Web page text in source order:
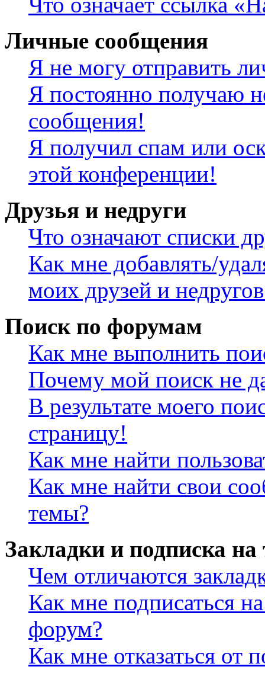
Личные сообщения
Я не могу отправить
Я постоянно получаю
сообщения!
Я получил спам или
этой конференции!
Друзья и недруги
Что означают списки
Как мне добавлять/
моих друзей и
Поиск по форумам
Как мне выполнить
Почему мой поиск не
В результате моего
страницу!
Как мне найти
Как мне найти свои
темы?
Закладки и подписка
Чем отличаются
Как мне подписаться
форум?
Как мне отказаться от